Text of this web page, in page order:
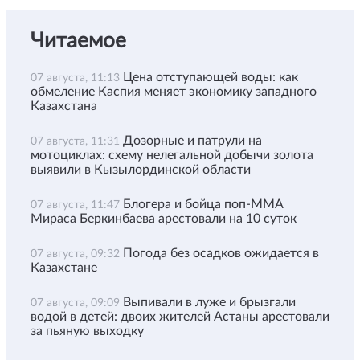
Читаемое
07 августа, 11:13 Цена отступающей воды: как
обмеление Каспия меняет экономику западного
Казахстана
07 августа, 11:31 Дозорные и патрули на
мотоциклах: схему нелегальной добычи золота
выявили в Кызылординской области
07 августа, 11:47 Блогера и бойца поп-ММА
Мираса Беркинбаева арестовали на 10 суток
07 августа, 09:32 Погода без осадков ожидается в
Казахстане
07 августа, 09:09 Выпивали в луже и брызгали
водой в детей: двоих жителей Астаны арестовали
за пьяную выходку